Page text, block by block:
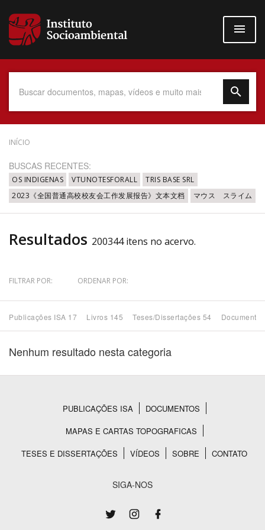
para
conteúdo
Data do Documento
Até
Tema
Subtema
BUSCAR
INÍCIO
BUSCAS RECENTES:
OS INDIGENAS VTUNOTESFORALL
TRIS BASE SRL
2023《全国普通高校校友会工作发展报告》文本文档
マウス スライム
Resultados 200344 itens no acervo.
FILTRAR POR: ORDENAR POR:
Publicações ISA 17 Livros 145 Teses/Dissertações 54
Nenhum resultado nesta categoria
Rodapé
PUBLICAÇÕES ISA
DOCUMENTOS
MAPAS E CARTAS TOPOGRAFICAS
TESES E DISSERTAÇÕES
VÍDEOS SOBRE CONTATO
SIGA-NOS